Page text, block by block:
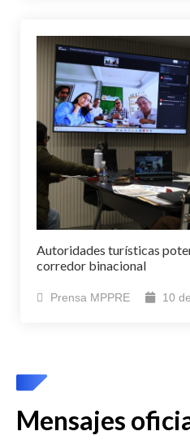
Autoridades turísticas
corredor binacional
Prensa MPPRE 10
Mensajes